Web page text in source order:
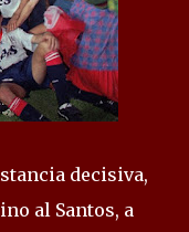
decisiva,
al Santos, a